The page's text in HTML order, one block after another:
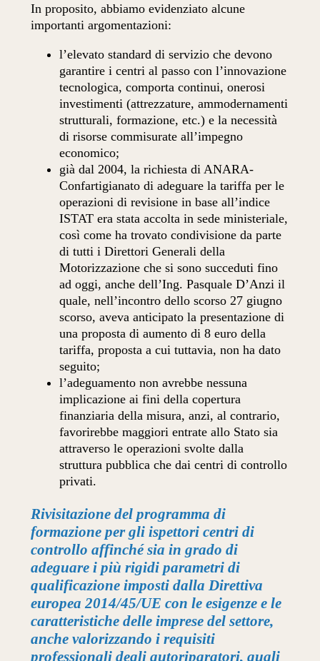
In proposito, abbiamo evidenziato alcune
importanti argomentazioni:
l’elevato standard di servizio che devono
garantire i centri al passo con l’innovazione
tecnologica, comporta continui, onerosi
investimenti (attrezzature, ammodernamenti
strutturali, formazione, etc.) e la necessità
di risorse commisurate all’impegno
economico;
già dal 2004, la richiesta di ANARA-
Confartigianato di adeguare la tariffa per le
operazioni di revisione in base all’indice
ISTAT era stata accolta in sede ministeriale,
così come ha trovato condivisione da parte
di tutti i Direttori Generali della
Motorizzazione che si sono succeduti fino
ad oggi, anche dell’Ing. Pasquale D’Anzi il
quale, nell’incontro dello scorso 27 giugno
scorso, aveva anticipato la presentazione di
una proposta di aumento di 8 euro della
tariffa, proposta a cui tuttavia, non ha dato
seguito;
l’adeguamento non avrebbe nessuna
implicazione ai fini della copertura
finanziaria della misura, anzi, al contrario,
favorirebbe maggiori entrate allo Stato sia
attraverso le operazioni svolte dalla
struttura pubblica che dai centri di controllo
privati.
Rivisitazione del programma di
formazione per gli ispettori centri di
controlloaffinché sia in grado di
adeguare i più rigidi parametri di
qualificazione imposti dalla Direttiva
europea 2014/45/UE con le esigenze e le
caratteristiche delle imprese del settore,
anche valorizzando i requisiti
professionali degli autoriparatori, quali